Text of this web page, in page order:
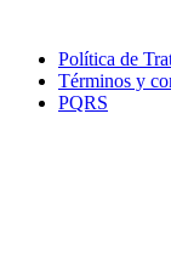
Política de
Términos y
PQRS